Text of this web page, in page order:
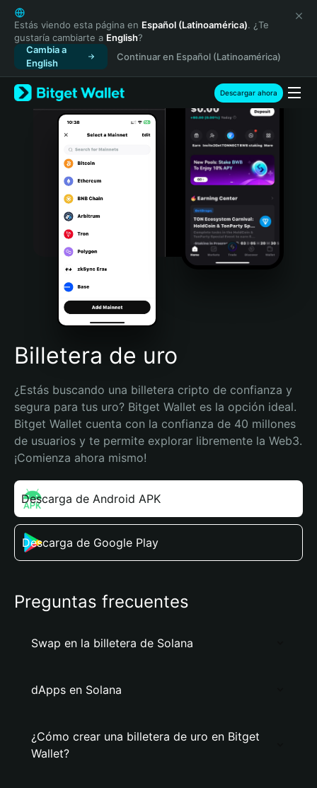
English
日本語
Tiếng Việt
Русский
Español (Latinoamérica)
Türkçe
Italiano
Português (Portugal)
Bahasa Indonesia
Português (Brasil)
Español (Argentina)
Estás viendo esta página en Español (Latinoamérica). ¿Te
gustaría cambiarte a English?
Cambia a
English
Continuar en Español (Latinoamérica)
Descargar ahora
Billetera de uro
¿Estás buscando una billetera cripto de confianza y
segura para tus uro? Bitget Wallet es la opción ideal.
Bitget Wallet cuenta con la confianza de 40 millones
de usuarios y te permite explorar libremente la Web3.
¡Comienza ahora mismo!
Descarga de Android APK
Descarga de Google Play
Preguntas frecuentes
Swap en la billetera de Solana
dApps en Solana
¿Cómo crear una billetera de uro en Bitget
Wallet?